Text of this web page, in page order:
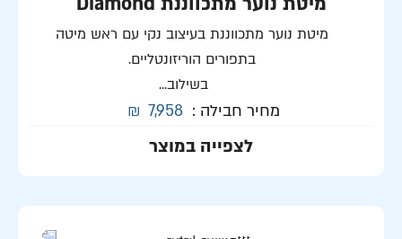
מיטת נוער מתכווננת בעיצוב נקי עם ראש מיטה
בתפורים הוריזונטליים.
בשילוב...
מחיר חבילה : 7,958
₪
לצפייה במוצר